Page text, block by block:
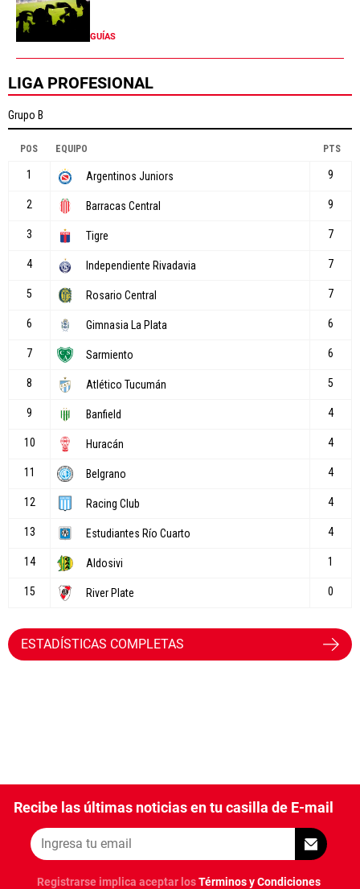
GUÍAS
LIGA PROFESIONAL
ESTADÍSTICAS COMPLETAS
Recibe las últimas noticias en tu casilla de E-mail
Registrarse implica aceptar losTérminos y Condiciones